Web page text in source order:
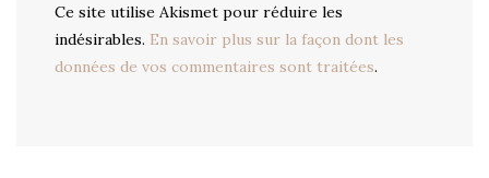
Ce site utilise Akismet pour réduire les
indésirables. En savoir plus sur la façon dont les
données de vos commentaires sont traitées.